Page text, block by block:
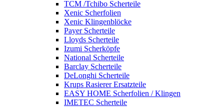
TCM /Tchibo Scherteile
Xenic Scherfolien
Xenic Klingenblöcke
Payer Scherteile
Lloyds Scherteile
Izumi Scherköpfe
National Scherteile
Barclay Scherteile
DeLonghi Scherteile
Krups Rasierer Ersatzteile
EASY HOME Scherfolien / Klingen
IMETEC Scherteile